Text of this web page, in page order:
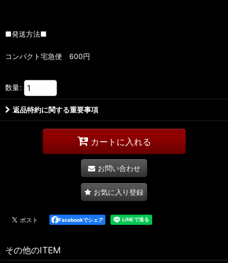
■発送方法■
コンパクト宅急便 600円
数量:
返品特約に関する重要事項
カートに入れる
お問い合わせ
お気に入り登録
Facebookでシェア
その他のITEM